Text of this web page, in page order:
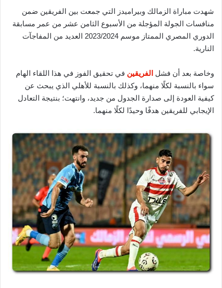
شهدت مباراة الزمالك وبيراميدز التي جمعت بين الفريقين ضمن
منافسات الجولة المؤجلة من الأسبوع الثامن عشر من عمر مسابقة
الدوري المصري الممتاز موسم 2023/2024 العديد من المفاجآت
النارية.
وخاصة بعد أن فشل الفريقين في تحقيق الفوز في هذا اللقاء الهام
سواء بالنسبة لكلًا منهما، وكذلك بالنسبة للأهلي الذي يبحث عن
كيفية العودة إلى صدارة الجدول من جديد، وانتهت؛ بنتيجة التعادل
الإيجابي للفريقين هدفًا وحيدًا لكلًا منهما.